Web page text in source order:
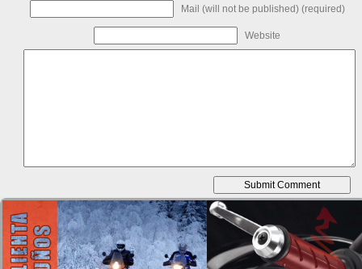
Mail (will not be published) (required)
Website